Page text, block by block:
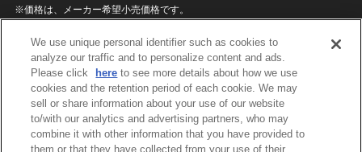
※価格は、メーカー希望小売価格です。
ざいますのでご了承ください。
privacypolicy
Do Not Sell or Share My
Personal Information
ウェブサイトご利用条件
ソーシャルメディアポリシー
個人情報保護方針
お問い合わせ
We use unique personal identifier such as cookies to
analyze our traffic and to personalize content and ads.
Please click
here to see more details about how we use
cookies and the retention period of each cookie. We may
sell or share information about your use of our website
to/with our analytics and advertising partners, who may
combine it with other information that you have provided to
them or that they have collected from your use of their